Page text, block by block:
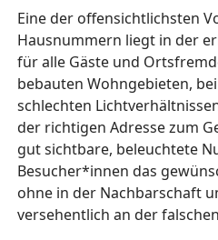
Eine der offensichtlichsten
Hausnummern liegt in der
für alle Gäste und
bebauten Wohngebieten,
schlechten
der richtigen Adresse zum
gut sichtbare, beleuchtete
Besucher*innen das
ohne in der Nachbarschaft
versehentlich an der